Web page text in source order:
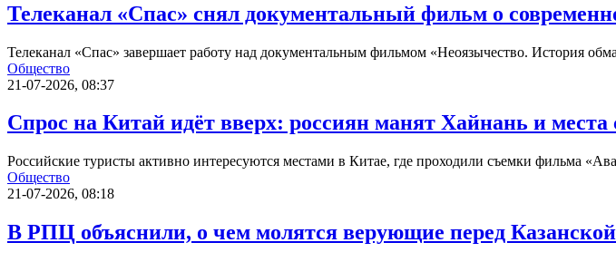
Телеканал «Спас» снял документальный фильм о
Телеканал «Спас» завершает работу над документальным фильмом «Неоязычество. История
Общество
21-07-2026, 08:37
Спрос на Китай идёт вверх: россиян манят Хайнань и
Российские туристы активно интересуются местами в Китае, где проходили съемки фильма
Общество
21-07-2026, 08:18
В РПЦ объяснили, о чем молятся верующие перед